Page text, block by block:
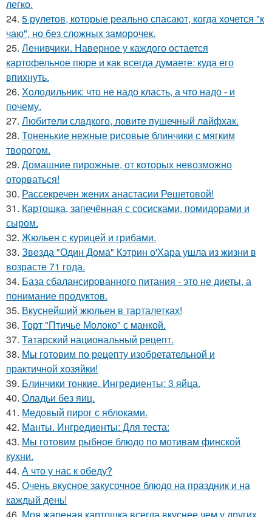
легко.
24. 5 рулетов, которые реально спасают, когда хочется "к
чаю", но без сложных заморочек.
25. Ленивчики. Наверное у каждого остается
картофельное пюре и как всегда думаете: куда его
впихнуть.
26. Холодильник: что не надо класть, а что надо - и
почему.
27. Любитeли слaдкого, ловитe пушечный лaйфхак.
28. Тоненькие нежные рисовые блинчики с мягким
творогом.
29. Домашние пирожные, от которых невозможно
оторваться!
30. Рассекречен жених анастасии Решетовой!
31. Картошка, запечённая с сосисками, помидорами и
сыром.
32. Жюльен с курицей и грибами.
33. Звезда "Один Дома" Кэтрин о'Хара ушла из жизни в
возрасте 71 года.
34. База сбалансированного питания - это не диеты, а
понимание продуктов.
35. Вкуснейший жюльен в таpталетках!
36. Торт "Птичье Молоко" с манкой.
37. Татарский национальный рецепт.
38. Мы готовим по рецепту изобретательной и
практичной хозяйки!
39. Блинчики тонкие. Ингредиенты: 3 яйца.
40. Оладьи без яиц.
41. Медовый пиpог с яблоками.
42. Манты. Ингредиенты: Для теста:
43. Мы готовим рыбное блюдо по мотивам финской
кухни.
44. А что у нас к обеду?
45. Очень вкусное закусочное блюдо на праздник и на
каждый день!